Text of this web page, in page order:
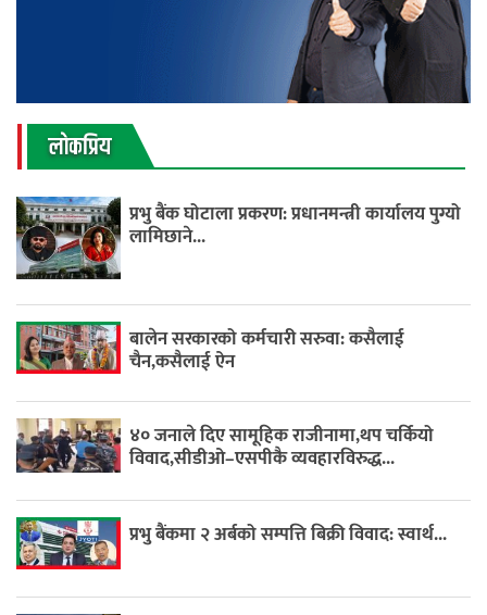
लाेकप्रिय
प्रभु बैंक घोटाला प्रकरण: प्रधानमन्त्री कार्यालय पुग्यो
लामिछाने...
बालेन सरकारको कर्मचारी सरुवा: कसैलाई
चैन,कसैलाई ऐन
४० जनाले दिए सामूहिक राजीनामा,थप चर्कियो
विवाद,सीडीओ–एसपीकै व्यवहारविरुद्ध...
प्रभु बैंकमा २ अर्बको सम्पत्ति बिक्री विवाद: स्वार्थ...